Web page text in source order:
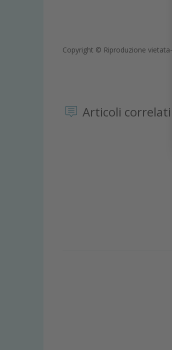
Copyright © Riproduzione
Articoli correlati